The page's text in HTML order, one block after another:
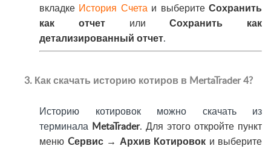
вкладке История Счетаи выберитеСохранить
как отчетилиСохранить как
детализированный отчет.
3. Как скачать историю котиров в MertaTrader 4?
Историю котировок можно скачать из
терминала MetaTrader. Для этого откройте пункт
меню Cервис → Архив Котировок и выберите